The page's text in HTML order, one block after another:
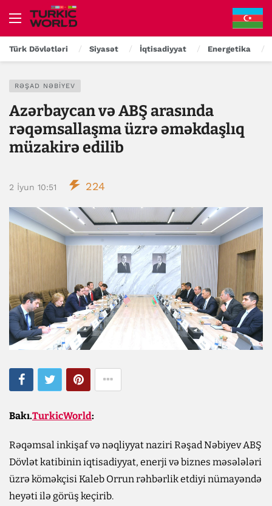
Türk Dövlətləri Siyasət İqtisadiyyat Energetika
RƏŞAD NƏBIYEV
Azərbaycan və ABŞ arasında
rəqəmsallaşma üzrə əməkdaşlıq
müzakirə edilib
2 İyun 10:51 224
Bakı.TurkicWorld:
Rəqəmsal inkişaf və nəqliyyat naziri Rəşad Nəbiyev ABŞ
Dövlət katibinin iqtisadiyyat, enerji və biznes məsələləri
üzrə köməkçisi Kaleb Orrun rəhbərlik etdiyi nümayəndə
heyəti ilə görüş keçirib.